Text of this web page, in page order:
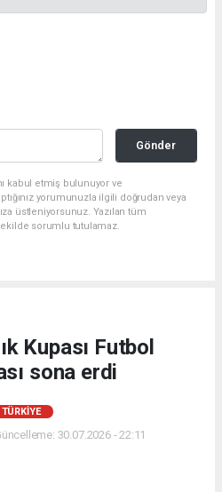
Gönder
kabul etmiş bulunuyor ve
yorumunuzla ilgili doğrudan veya
üstleniyorsunuz. Yazılan tüm
sorumlu tutulamaz.
Kupası Futbol
sona erdi
TÜRKIYE
30.07.2026 - 22:11